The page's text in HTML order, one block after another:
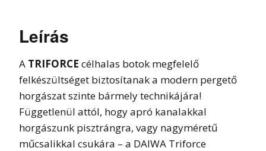
Leírás
A TRIFORCE célhalas botok megfelelő
felkészültséget biztosítanak a modern pergető
horgászat szinte bármely technikájára!
Függetlenül attól, hogy apró kanalakkal
horgászunk pisztrángra, vagy nagyméretű
műcsalikkal csukára – a DAIWA Triforce